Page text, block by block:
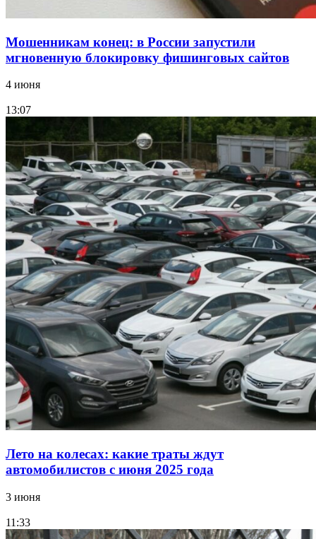
Мошенникам конец: в России запустили
мгновенную блокировку фишинговых сайтов
4 июня
13:07
Лето на колесах: какие траты ждут
автомобилистов с июня 2025 года
3 июня
11:33